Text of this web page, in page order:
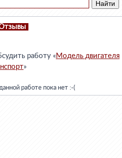
работу «Модель двигателя
»
работе пока нет :-(